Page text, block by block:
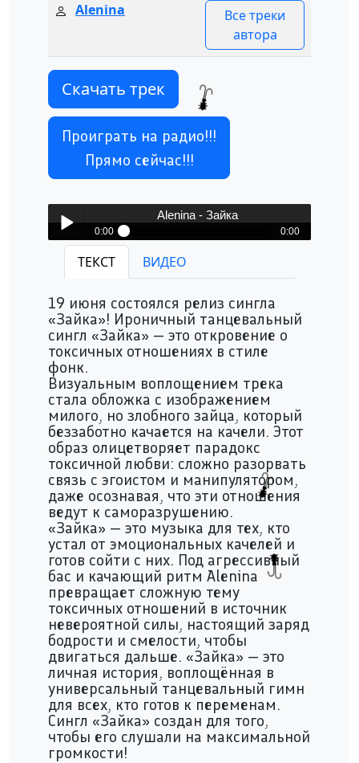
Alenina
Все треки
автора
Скачать трек
Проиграть на радио!!!
Прямо сейчас!!!
pause
Alenina - Зайка
0:00 0:00
Alenina - Зайка
ТЕКСТ ВИДЕО
19 июня состоялся релиз сингла
«Зайка»! Ироничный танцевальный
сингл «Зайка» — это откровение о
токсичных отношениях в стиле
фонк.
Визуальным воплощением трека
стала обложка с изображением
милого, но злобного зайца, который
беззаботно качается на качели. Этот
образ олицетворяет парадокс
токсичной любви: сложно разорвать
связь с эгоистом и манипулятором,
даже осознавая, что эти отношения
ведут к саморазрушению.
«Зайка» — это музыка для тех, кто
устал от эмоциональных качелей и
готов сойти с них. Под агрессивный
бас и качающий ритм Alenina
превращает сложную тему
токсичных отношений в источник
невероятной силы, настоящий заряд
бодрости и смелости, чтобы
двигаться дальше. «Зайка» — это
личная история, воплощённая в
универсальный танцевальный гимн
для всех, кто готов к переменам.
Сингл «Зайка» создан для того,
чтобы его слушали на максимальной
громкости!